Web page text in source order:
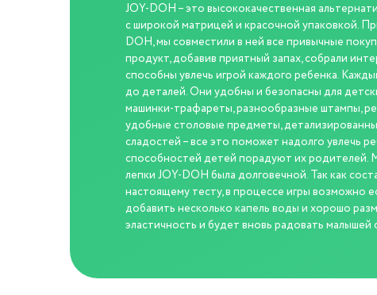
JOY-DOH – это высококачественная
с широкой матрицей и красочной упаковкой.
DOH, мы совместили в ней все привычные
продукт, добавив приятный запах, собрали
способны увлечь игрой каждого ребенка.
до деталей. Они удобны и безопасны для
машинки-трафареты, разнообразные штампы,
удобные столовые предметы,
сладостей – все это поможет надолго увлечь
способностей детей порадуют их родителей.
лепки JOY-DOH была долговечной. Так как
настоящему тесту, в процессе игры возможно
добавить несколько капель воды и хорошо
эластичность и будет вновь радовать малышей